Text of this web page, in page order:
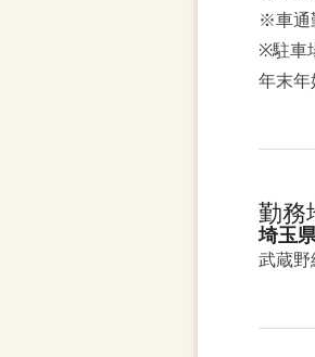
※車通
※駐車
年末年
勤務
埼玉
武蔵野